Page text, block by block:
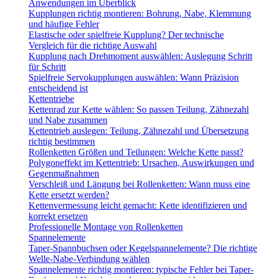
Anwendungen im Überblick
Kupplungen richtig montieren: Bohrung, Nabe, Klemmung
und häufige Fehler
Elastische oder spielfreie Kupplung? Der technische
Vergleich für die richtige Auswahl
Kupplung nach Drehmoment auswählen: Auslegung Schritt
für Schritt
Spielfreie Servokupplungen auswählen: Wann Präzision
entscheidend ist
Kettentriebe
Kettenrad zur Kette wählen: So passen Teilung, Zähnezahl
und Nabe zusammen
Kettentrieb auslegen: Teilung, Zähnezahl und Übersetzung
richtig bestimmen
Rollenketten Größen und Teilungen: Welche Kette passt?
Polygoneffekt im Kettentrieb: Ursachen, Auswirkungen und
Gegenmaßnahmen
Verschleiß und Längung bei Rollenketten: Wann muss eine
Kette ersetzt werden?
Kettenvermessung leicht gemacht: Kette identifizieren und
korrekt ersetzen
Professionelle Montage von Rollenketten
Spannelemente
Taper-Spannbuchsen oder Kegelspannelemente? Die richtige
Welle-Nabe-Verbindung wählen
Spannelemente richtig montieren: typische Fehler bei Taper-